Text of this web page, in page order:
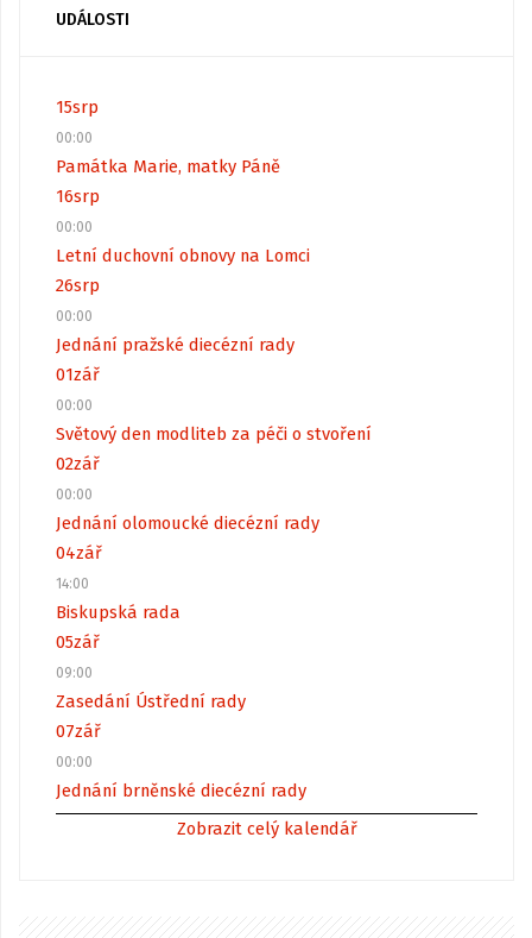
UDÁLOSTI
15srp
00:00
Památka Marie, matky Páně
16srp
00:00
Letní duchovní obnovy na Lomci
26srp
00:00
Jednání pražské diecézní rady
01zář
00:00
Světový den modliteb za péči o stvoření
02zář
00:00
Jednání olomoucké diecézní rady
04zář
14:00
Biskupská rada
05zář
09:00
Zasedání Ústřední rady
07zář
00:00
Jednání brněnské diecézní rady
Zobrazit celý kalendář